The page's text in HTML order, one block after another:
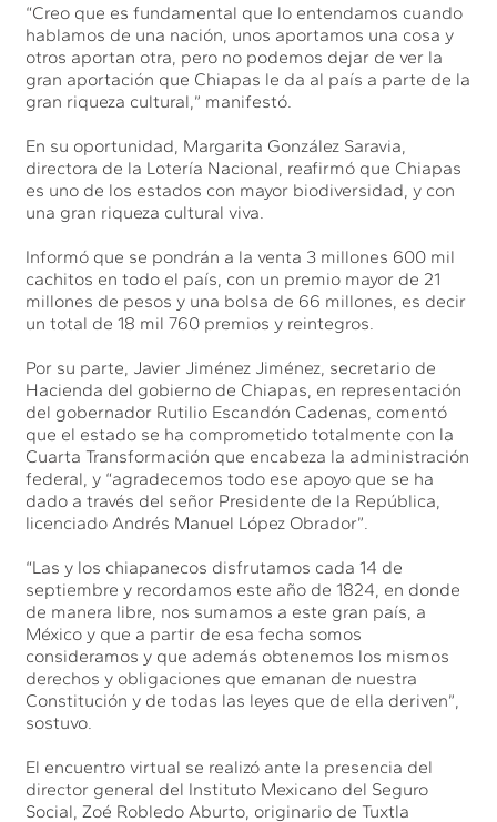
“Creo que es fundamental que lo entendamos cuando
hablamos de una nación, unos aportamos una cosa y
otros aportan otra, pero no podemos dejar de ver la
gran aportación que Chiapas le da al país a parte de la
gran riqueza cultural,” manifestó.
En su oportunidad, Margarita González Saravia,
directora de la Lotería Nacional, reafirmó que Chiapas
es uno de los estados con mayor biodiversidad, y con
una gran riqueza cultural viva.
Informó que se pondrán a la venta 3 millones 600 mil
cachitos en todo el país, con un premio mayor de 21
millones de pesos y una bolsa de 66 millones, es decir
un total de 18 mil 760 premios y reintegros.
Por su parte, Javier Jiménez Jiménez, secretario de
Hacienda del gobierno de Chiapas, en representación
del gobernador Rutilio Escandón Cadenas, comentó
que el estado se ha comprometido totalmente con la
Cuarta Transformación que encabeza la administración
federal, y “agradecemos todo ese apoyo que se ha
dado a través del señor Presidente de la República,
licenciado Andrés Manuel López Obrador”.
“Las y los chiapanecos disfrutamos cada 14 de
septiembre y recordamos este año de 1824, en donde
de manera libre, nos sumamos a este gran país, a
México y que a partir de esa fecha somos
consideramos y que además obtenemos los mismos
derechos y obligaciones que emanan de nuestra
Constitución y de todas las leyes que de ella deriven”,
sostuvo.
El encuentro virtual se realizó ante la presencia del
director general del Instituto Mexicano del Seguro
Social, Zoé Robledo Aburto, originario de Tuxtla